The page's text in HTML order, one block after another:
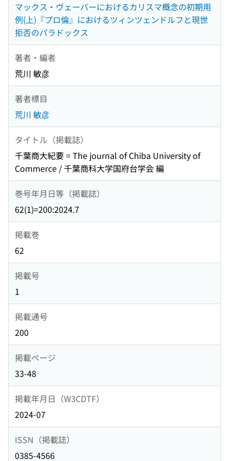
マックス・ヴェーバーにおけるカリスマ概念の初期用
例(上)『プロ倫』におけるツィンツェンドルフと現世
拒否のパラドックス
著者・編者
荒川 敏彦
著者標目
荒川 敏彦
タイトル（掲載誌）
千葉商大紀要 = The journal of Chiba University of
Commerce / 千葉商科大学国府台学会 編
巻号年月日等（掲載誌）
62(1)=200:2024.7
掲載巻
62
掲載号
1
掲載通号
200
掲載ページ
33-48
掲載年月日（W3CDTF）
2024-07
ISSN（掲載誌）
0385-4566